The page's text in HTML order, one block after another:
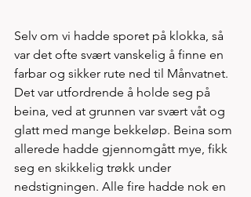
Selv om vi hadde sporet på klokka, så
var det ofte svært vanskelig å finne en
farbar og sikker rute ned til Månvatnet.
Det var utfordrende å holde seg på
beina, ved at grunnen var svært våt og
glatt med mange bekkeløp. Beina som
allerede hadde gjennomgått mye, fikk
seg en skikkelig trøkk under
nedstigningen. Alle fire hadde nok en